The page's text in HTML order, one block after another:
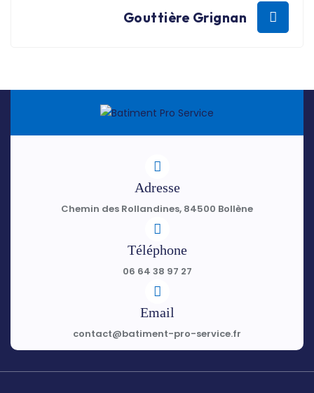
Gouttière Grignan
Adresse
Chemin des Rollandines, 84500 Bollène
Téléphone
06 64 38 97 27
Email
contact@batiment-pro-service.fr